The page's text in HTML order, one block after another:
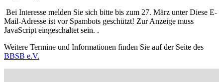
Bei Interesse melden Sie sich bitte bis zum 27. März unterDiese E-
Mail-Adresse ist vor Spambots geschützt! Zur Anzeige muss
JavaScript eingeschaltet sein. .
Weitere Termine und Informationen finden Sie auf der Seite des
BBSB e.V.